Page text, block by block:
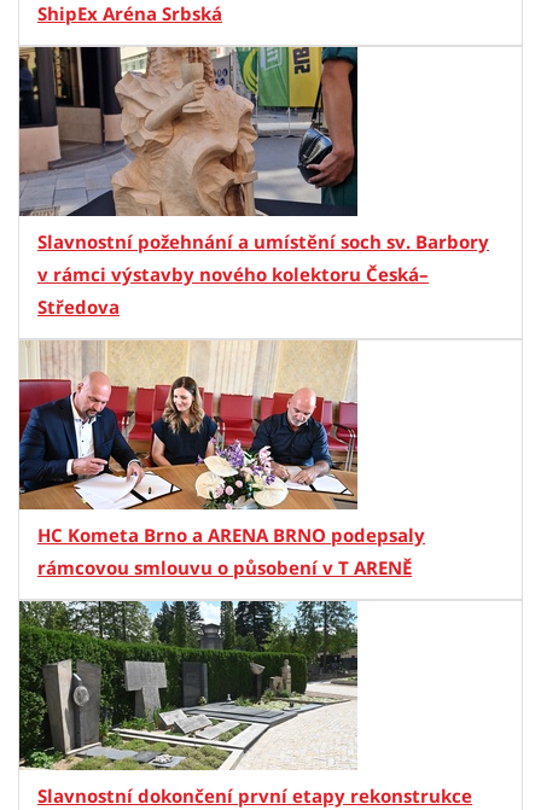
ShipEx Aréna Srbská
Slavnostní požehnání a umístění soch sv. Barbory
v rámci výstavby nového kolektoru Česká–
Středova
HC Kometa Brno a ARENA BRNO podepsaly
rámcovou smlouvu o působení v T ARENĚ
Slavnostní dokončení první etapy rekonstrukce